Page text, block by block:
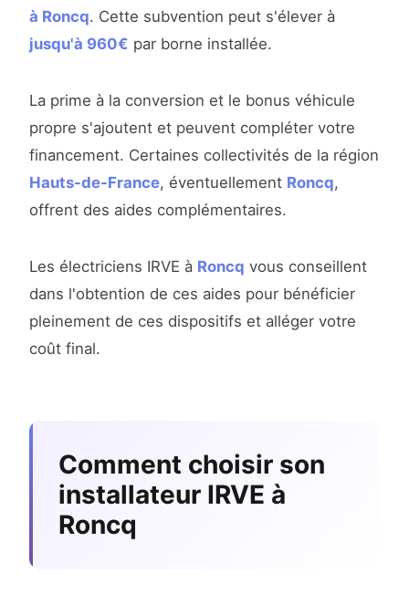
à Roncq. Cette subvention peut s'élever à
jusqu'à 960€ par borne installée.
La prime à la conversion et le bonus véhicule
propre s'ajoutent et peuvent compléter votre
financement. Certaines collectivités de la région
Hauts-de-France, éventuellement Roncq,
offrent des aides complémentaires.
Les électriciens IRVE à Roncq vous conseillent
dans l'obtention de ces aides pour bénéficier
pleinement de ces dispositifs et alléger votre
coût final.
Comment choisir son
installateur IRVE à
Roncq